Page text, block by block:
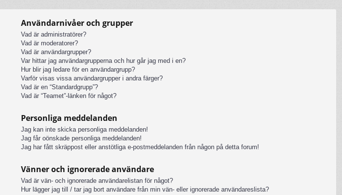
le
Användarnivåer och grupper
Vad är administratörer?
Vad är moderatorer?
Vad är användargrupper?
Var hittar jag användargrupperna och hur går jag med i en?
Hur blir jag ledare för en användargrupp?
Varför visas vissa användargrupper i andra färger?
Vad är en “Standardgrupp”?
Vad är “Teamet”-länken för något?
Personliga meddelanden
Jag kan inte skicka personliga meddelanden!
Jag får oönskade personliga meddelanden!
Jag har fått skräppost eller anstötliga e-postmeddelanden från någon på detta forum!
Vänner och ignorerade användare
Vad är vän- och ignorerade användarelistan för något?
Hur lägger jag till / tar jag bort användare från min vän- eller ignorerade användareslista?